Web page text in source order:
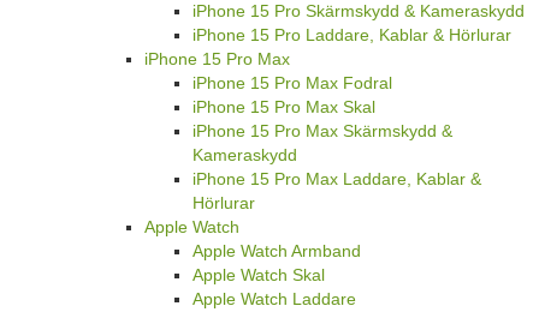
iPhone 15 Pro Skärmskydd & Kameraskydd
iPhone 15 Pro Laddare, Kablar & Hörlurar
iPhone 15 Pro Max
iPhone 15 Pro Max Fodral
iPhone 15 Pro Max Skal
iPhone 15 Pro Max Skärmskydd &
Kameraskydd
iPhone 15 Pro Max Laddare, Kablar &
Hörlurar
Apple Watch
Apple Watch Armband
Apple Watch Skal
Apple Watch Laddare